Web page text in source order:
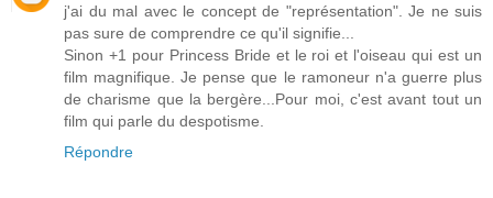
j'ai du mal avec le concept de "représentation". Je ne suis
pas sure de comprendre ce qu'il signifie...
Sinon +1 pour Princess Bride et le roi et l'oiseau qui est un
film magnifique. Je pense que le ramoneur n'a guerre plus
de charisme que la bergère...Pour moi, c'est avant tout un
film qui parle du despotisme.
Répondre